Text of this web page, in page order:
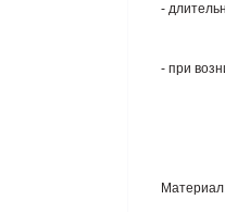
-
- при